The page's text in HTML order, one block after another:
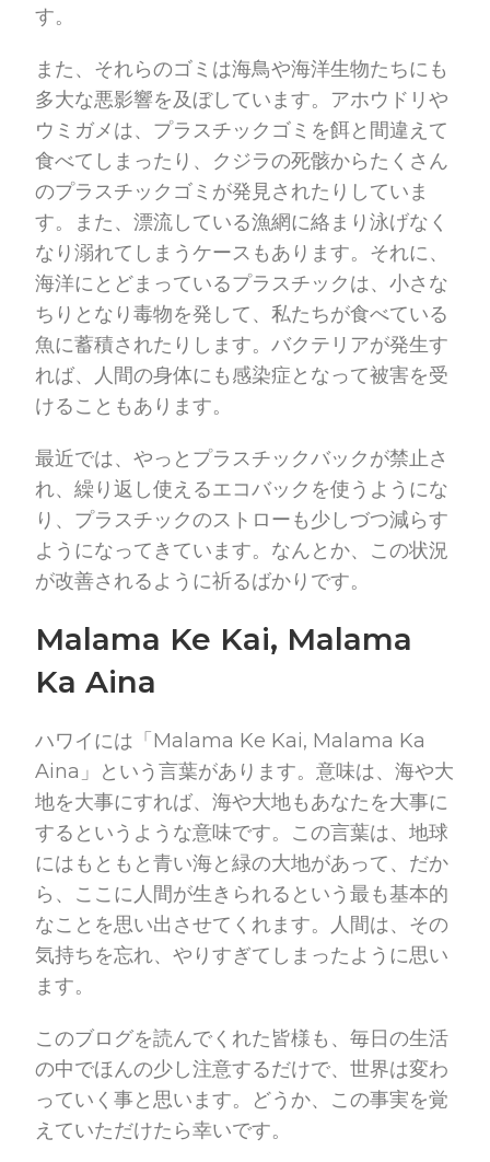
す。
また、それらのゴミは海鳥や海洋生物たちにも
多大な悪影響を及ぼしています。アホウドリや
ウミガメは、プラスチックゴミを餌と間違えて
食べてしまったり、クジラの死骸からたくさん
のプラスチックゴミが発見されたりしていま
す。また、漂流している漁網に絡まり泳げなく
なり溺れてしまうケースもあります。それに、
海洋にとどまっているプラスチックは、小さな
ちりとなり毒物を発して、私たちが食べている
魚に蓄積されたりします。バクテリアが発生す
れば、人間の身体にも感染症となって被害を受
けることもあります。
最近では、やっとプラスチックバックが禁止さ
れ、繰り返し使えるエコバックを使うようにな
り、プラスチックのストローも少しづつ減らす
ようになってきています。なんとか、この状況
が改善されるように祈るばかりです。
Malama Ke Kai, Malama
Ka Aina
ハワイには「Malama Ke Kai, Malama Ka
Aina」という言葉があります。意味は、海や大
地を大事にすれば、海や大地もあなたを大事に
するというような意味です。この言葉は、地球
にはもともと青い海と緑の大地があって、だか
ら、ここに人間が生きられるという最も基本的
なことを思い出させてくれます。人間は、その
気持ちを忘れ、やりすぎてしまったように思い
ます。
このブログを読んでくれた皆様も、毎日の生活
の中でほんの少し注意するだけで、世界は変わ
っていく事と思います。どうか、この事実を覚
えていただけたら幸いです。